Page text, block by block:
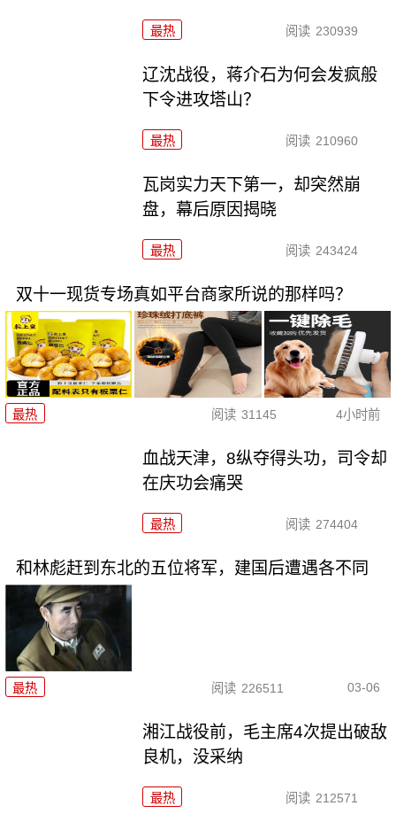
最热 阅读 230939
辽沈战役，蒋介石为何会发疯般
下令进攻塔山？
最热 阅读 210960
瓦岗实力天下第一，却突然崩
盘，幕后原因揭晓
最热 阅读 243424
双十一现货专场真如平台商家所说的那样吗？
最热 阅读 31145 4小时前
血战天津，8纵夺得头功，司令却
在庆功会痛哭
最热 阅读 274404
和林彪赶到东北的五位将军，建国后遭遇各不同
最热 阅读 226511 03-06
湘江战役前，毛主席4次提出破敌
良机，没采纳
最热 阅读 212571